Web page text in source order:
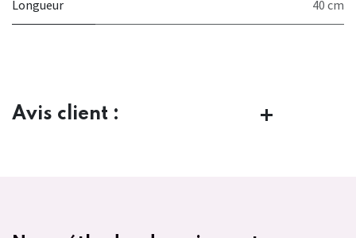
Longueur 40 cm
Avis client :